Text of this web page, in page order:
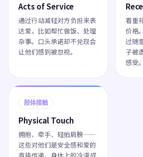
Acts of Service
通过行动减轻对方负担来表
达爱，比如帮忙做饭、处理
杂事。口头承诺却不兑现会
让他们感到被忽视。
看重
价格
过随
子被
感受。
肢体接触
Physical Touch
拥抱、牵手、轻拍肩膀——
这些对他们是安全感和爱的